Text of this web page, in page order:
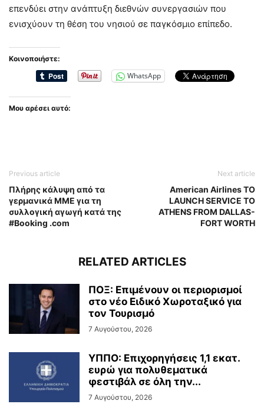
επενδύει στην ανάπτυξη διεθνών συνεργασιών που
ενισχύουν τη θέση του νησιού σε παγκόσμιο επίπεδο.
Κοινοποιήστε:
WhatsApp
Μου αρέσει αυτό:
Previous article
Πλήρης κάλυψη από τα
γερμανικά ΜΜΕ για τη
συλλογική αγωγή κατά της
#Booking .com
Next article
American Airlines TO
LAUNCH SERVICE TO
ATHENS FROM DALLAS-
FORT WORTH
RELATED ARTICLES
ΠΟΞ: Επιμένουν οι περιορισμοί
στο νέο Ειδικό Χωροταξικό για
τον Τουρισμό
7 Αυγούστου, 2026
ΥΠΠΟ: Επιχορηγήσεις 1,1 εκατ.
ευρώ για πολυθεματικά
φεστιβάλ σε όλη την...
7 Αυγούστου, 2026